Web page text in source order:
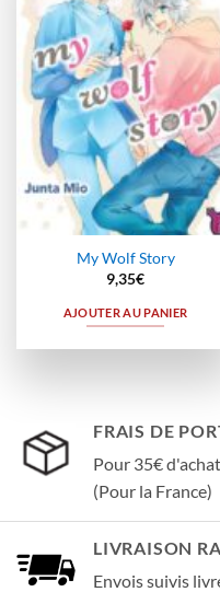
wishlist
My Wolf Story
9,35€
AJOUTER AU PANIER
FRAIS DE
Pour 35€
(Pour la France)
LIVRAISON
Envois suivis